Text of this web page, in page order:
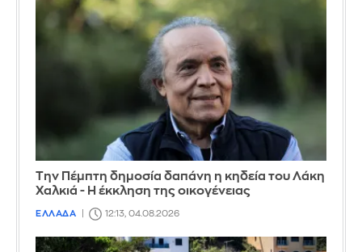
Την Πέμπτη δημοσία δαπάνη η κηδεία του Λάκη
Χαλκιά - Η έκκληση της οικογένειας
ΕΛΛΑΔΑ 12:13, 04.08.2026